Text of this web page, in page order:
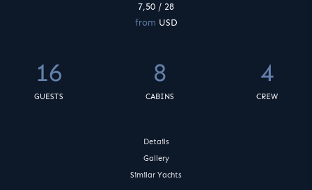
7,50 / 28
from USD
16
GUESTS
8
CABINS
4
CREW
Details
Gallery
Similar Yachts